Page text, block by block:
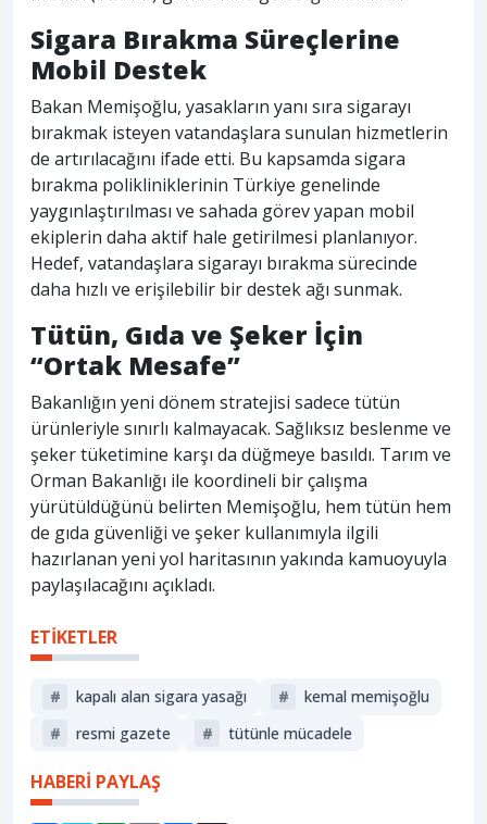
Sigara Bırakma Süreçlerine
Mobil Destek
Bakan Memişoğlu, yasakların yanı sıra sigarayı
bırakmak isteyen vatandaşlara sunulan hizmetlerin
de artırılacağını ifade etti. Bu kapsamda sigara
bırakma polikliniklerinin Türkiye genelinde
yaygınlaştırılması ve sahada görev yapan mobil
ekiplerin daha aktif hale getirilmesi planlanıyor.
Hedef, vatandaşlara sigarayı bırakma sürecinde
daha hızlı ve erişilebilir bir destek ağı sunmak.
Tütün, Gıda ve Şeker İçin
“Ortak Mesafe”
Bakanlığın yeni dönem stratejisi sadece tütün
ürünleriyle sınırlı kalmayacak. Sağlıksız beslenme ve
şeker tüketimine karşı da düğmeye basıldı. Tarım ve
Orman Bakanlığı ile koordineli bir çalışma
yürütüldüğünü belirten Memişoğlu, hem tütün hem
de gıda güvenliği ve şeker kullanımıyla ilgili
hazırlanan yeni yol haritasının yakında kamuoyuyla
paylaşılacağını açıkladı.
ETİKETLER
# kapalı alan sigara yasağı #
kemal memişoğlu
#
resmi gazete # tütünle mücadele
HABERİ PAYLAŞ